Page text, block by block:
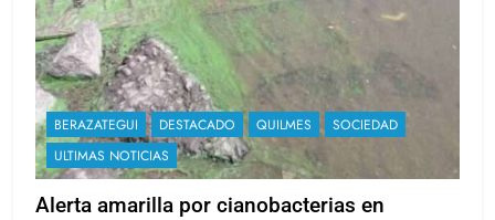
BERAZATEGUI DESTACADO QUILMES
SOCIEDAD
ULTIMAS NOTICIAS
Alerta amarilla por cianobacterias en